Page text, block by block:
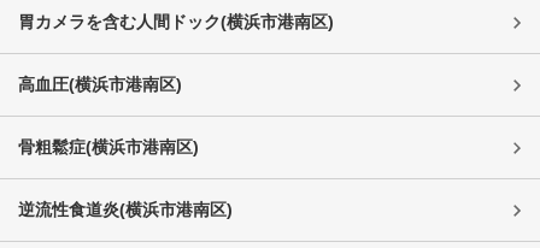
胃カメラを含む人間ドック(横浜市港南区)
高血圧(横浜市港南区)
骨粗鬆症(横浜市港南区)
逆流性食道炎(横浜市港南区)